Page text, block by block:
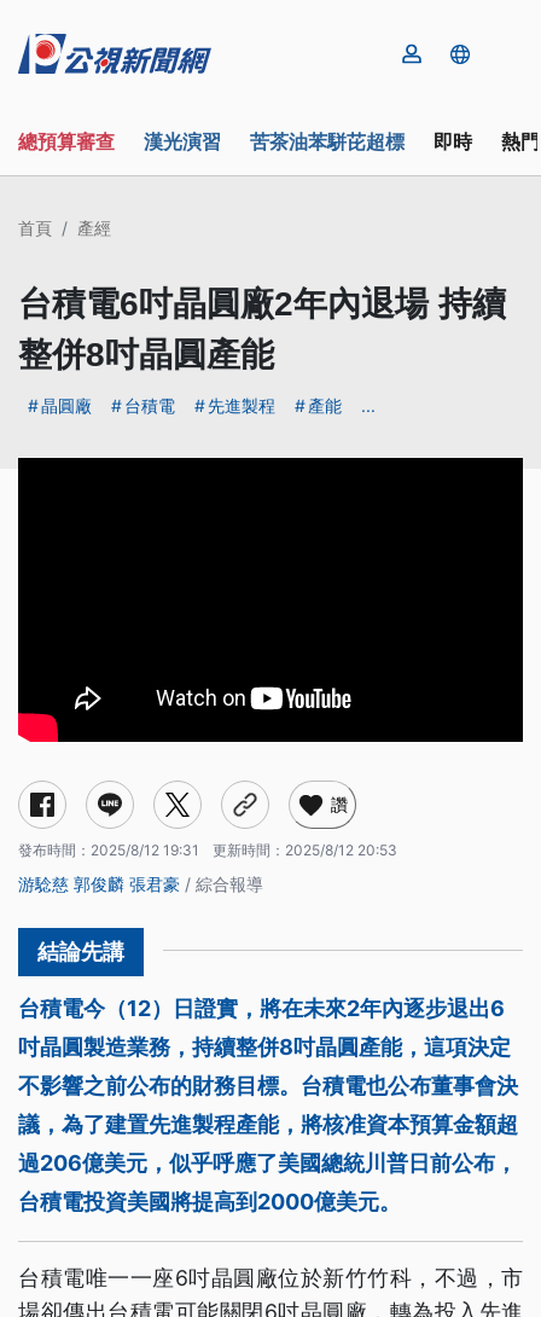
總預算審查 漢光演習 苦茶油苯駢芘超標 即時 熱
首頁 產經
台積電6吋晶圓廠2年內退場 持續
整併8吋晶圓產能
晶圓廠 台積電 先進製程 產能 ...
讚
發布時間： 2025/8/12 19:31 更新時間： 2025/8/12 20:53
游騐慈 郭俊麟 張君豪 / 綜合報導
台積電今（12）日證實，將在未來2年內逐步退出6
吋晶圓製造業務，持續整併8吋晶圓產能，這項決定
不影響之前公布的財務目標。台積電也公布董事會決
議，為了建置先進製程產能，將核准資本預算金額超
過206億美元，似乎呼應了美國總統川普日前公布，
台積電投資美國將提高到2000億美元。
台積電唯一一座6吋晶圓廠位於新竹竹科，不過，市
場卻傳出台積電可能關閉6吋晶圓廠，轉為投入先進